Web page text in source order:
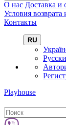
О нас Доставка и
Условия возврата
Контакты
RU
Playhouse